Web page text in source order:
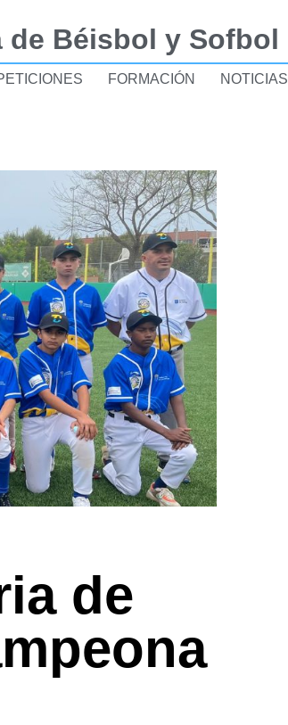
de Béisbol y Sofbol
FORMACIÓN NOTICIAS
de